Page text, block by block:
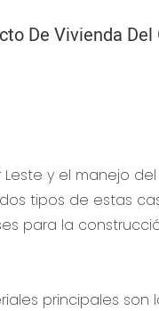
De Vivienda
y el manejo del
tipos de estas
para la
principales son